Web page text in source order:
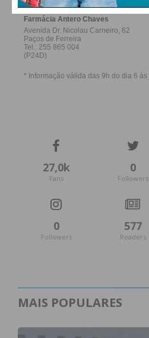
27,0k
Fans
0
Followers
0
Followers
577
Readers
MAIS POPULARES